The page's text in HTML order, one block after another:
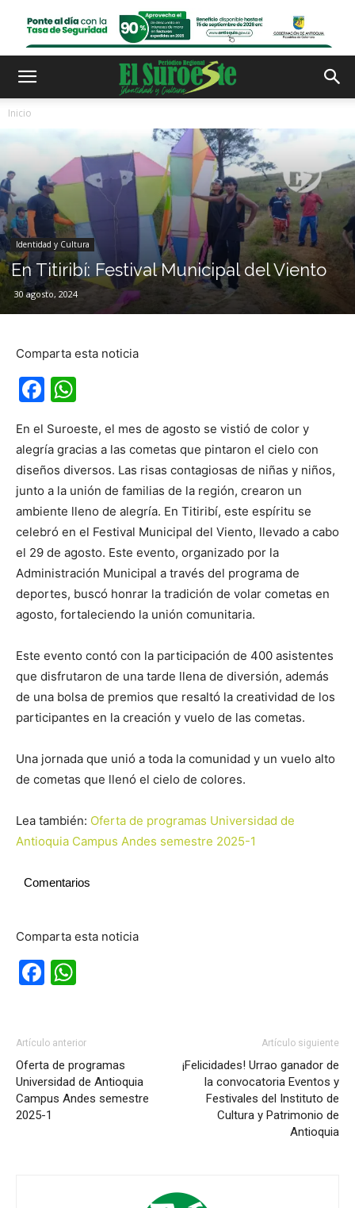
Inicio
Identidad y Cultura
En Titiribí: Festival Municipal del Viento
30 agosto, 2024
Comparta esta noticia
Facebook
En el Suroeste, el mes de agosto se vistió de color y
alegría gracias a las cometas que pintaron el cielo con
diseños diversos. Las risas contagiosas de niñas y niños,
junto a la unión de familias de la región, crearon un
ambiente lleno de alegría. En Titiribí, este espíritu se
celebró en el Festival Municipal del Viento, llevado a cabo
el 29 de agosto. Este evento, organizado por la
Administración Municipal a través del programa de
deportes, buscó honrar la tradición de volar cometas en
agosto, fortaleciendo la unión comunitaria.
Este evento contó con la participación de 400 asistentes
que disfrutaron de una tarde llena de diversión, además
de una bolsa de premios que resaltó la creatividad de los
participantes en la creación y vuelo de las cometas.
Una jornada que unió a toda la comunidad y un vuelo alto
de cometas que llenó el cielo de colores.
Lea también: Oferta de programas Universidad de
Antioquia Campus Andes semestre 2025-1
Comentarios
Comparta esta noticia
Facebook
Artículo anterior
Oferta de programas
Universidad de Antioquia
Campus Andes semestre
2025-1
Artículo siguiente
¡Felicidades! Urrao ganador de
la convocatoria Eventos y
Festivales del Instituto de
Cultura y Patrimonio de
Antioquia